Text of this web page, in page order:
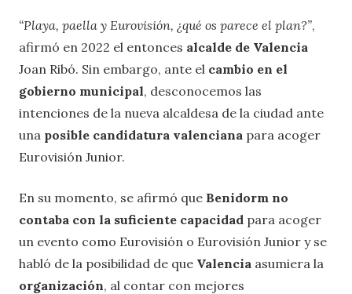
“Playa, paella y Eurovisión, ¿qué os parece el plan?”,
afirmó en 2022 el entonces alcalde de Valencia
Joan Ribó. Sin embargo, ante el cambio en el
gobierno municipal, desconocemos las
intenciones de la nueva alcaldesa de la ciudad ante
una posible candidatura valenciana para acoger
Eurovisión Junior.
En su momento, se afirmó que Benidorm no
contaba con la suficiente capacidad para acoger
un evento como Eurovisión o Eurovisión Junior y se
habló de la posibilidad de que Valencia asumiera la
organización, al contar con mejores